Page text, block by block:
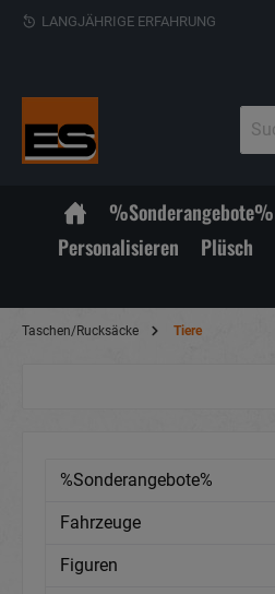
LANGJÄHRIGE ERFAHRUNG
%Sonderangebote%
Personalisieren
Plüsch
Taschen/Rucksäcke Tiere
%Sonderangebote%
Fahrzeuge
Figuren